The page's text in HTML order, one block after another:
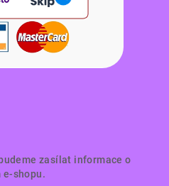
zasílat informace o
e-shopu.